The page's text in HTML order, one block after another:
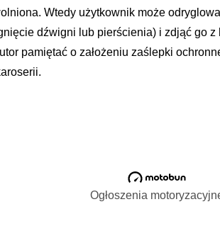
Wtedy użytkownik może
dźwigni lub pierścienia) i zdjąć go z
pamiętać o założeniu zaślepki
Ogłoszenia